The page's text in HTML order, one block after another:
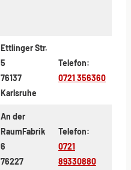
Ettlinger Str.
5
76137
Karlsruhe
Telefon:
0721 356360
An der
RaumFabrik
6
76227
Telefon:
0721
89330880